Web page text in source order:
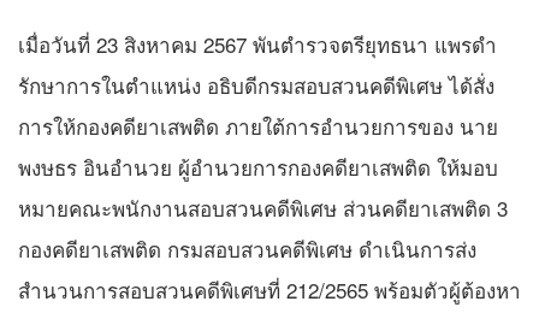
​เมื่อวันที่ 23 สิงหาคม 2567 พันตำรวจตรียุทธนา แพรดำ
รักษาการในตำแหน่ง อธิบดีกรมสอบสวนคดีพิเศษ ได้สั่ง
การให้กองคดียาเสพติด ภายใต้การอำนวยการของ นาย
พงษธร อินอำนวย ผู้อำนวยการกองคดียาเสพติด ให้มอบ
หมายคณะพนักงานสอบสวนคดีพิเศษ ส่วนคดียาเสพติด 3
กองคดียาเสพติด กรมสอบสวนคดีพิเศษ ดำเนินการส่ง
สำนวนการสอบสวนคดีพิเศษที่ 212/2565 พร้อมตัวผู้ต้องหา